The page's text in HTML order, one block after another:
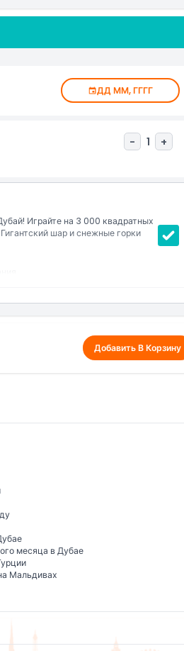
композициями и зонами
(закрыт в летние месяцы)
ДД ММ, ГГГГ
- 1 +
Играйте на 3 000 квадратных
шар и снежные горки
снежные ботинки иДобавить В Корзину
месяца в Дубае
Мальдивах